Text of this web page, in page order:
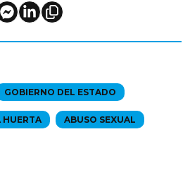
GOBIERNO DEL ESTADO
HUERTA ABUSO SEXUAL